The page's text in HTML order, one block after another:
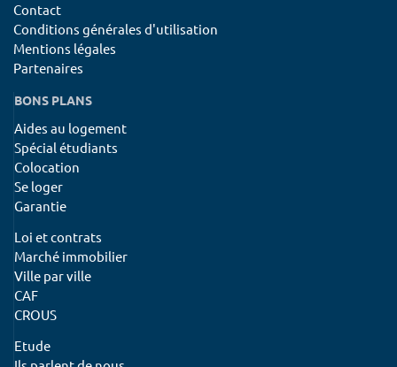
Contact
Conditions générales d'utilisation
Mentions légales
Partenaires
BONS PLANS
Aides au logement
Spécial étudiants
Colocation
Se loger
Garantie
Loi et contrats
Marché immobilier
Ville par ville
CAF
CROUS
Etude